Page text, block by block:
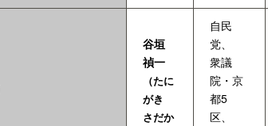
谷垣
禎一
（たに
がき
さだか
自民
党、
衆議
院・京
都5
区、